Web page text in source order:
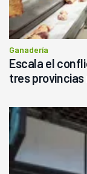
Ganadería
Escala el
tres